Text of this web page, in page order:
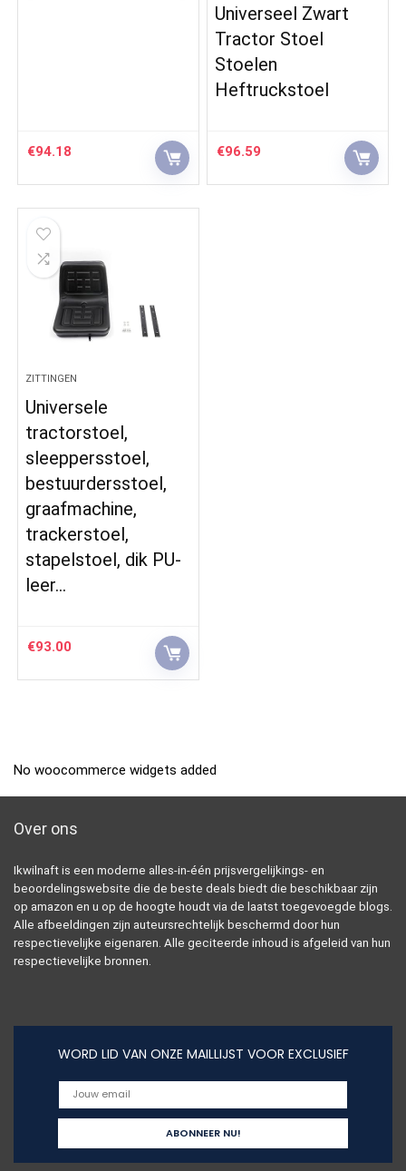
€94.18
Universeel Zwart
Tractor Stoel
Stoelen
Heftruckstoel
€96.59
ZITTINGEN
Universele
tractorstoel,
sleeppersstoel,
bestuurdersstoel,
graafmachine,
trackerstoel,
stapelstoel, dik PU-
leer…
€93.00
No woocommerce widgets added
Over ons
Ikwilnaft is een moderne alles-in-één prijsvergelijkings- en
beoordelingswebsite die de beste deals biedt die beschikbaar zijn
op amazon en u op de hoogte houdt via de laatst toegevoegde blogs.
Alle afbeeldingen zijn auteursrechtelijk beschermd door hun
respectievelijke eigenaren. Alle geciteerde inhoud is afgeleid van hun
respectievelijke bronnen.
WORD LID VAN ONZE MAILLIJST VOOR EXCLUSIEF